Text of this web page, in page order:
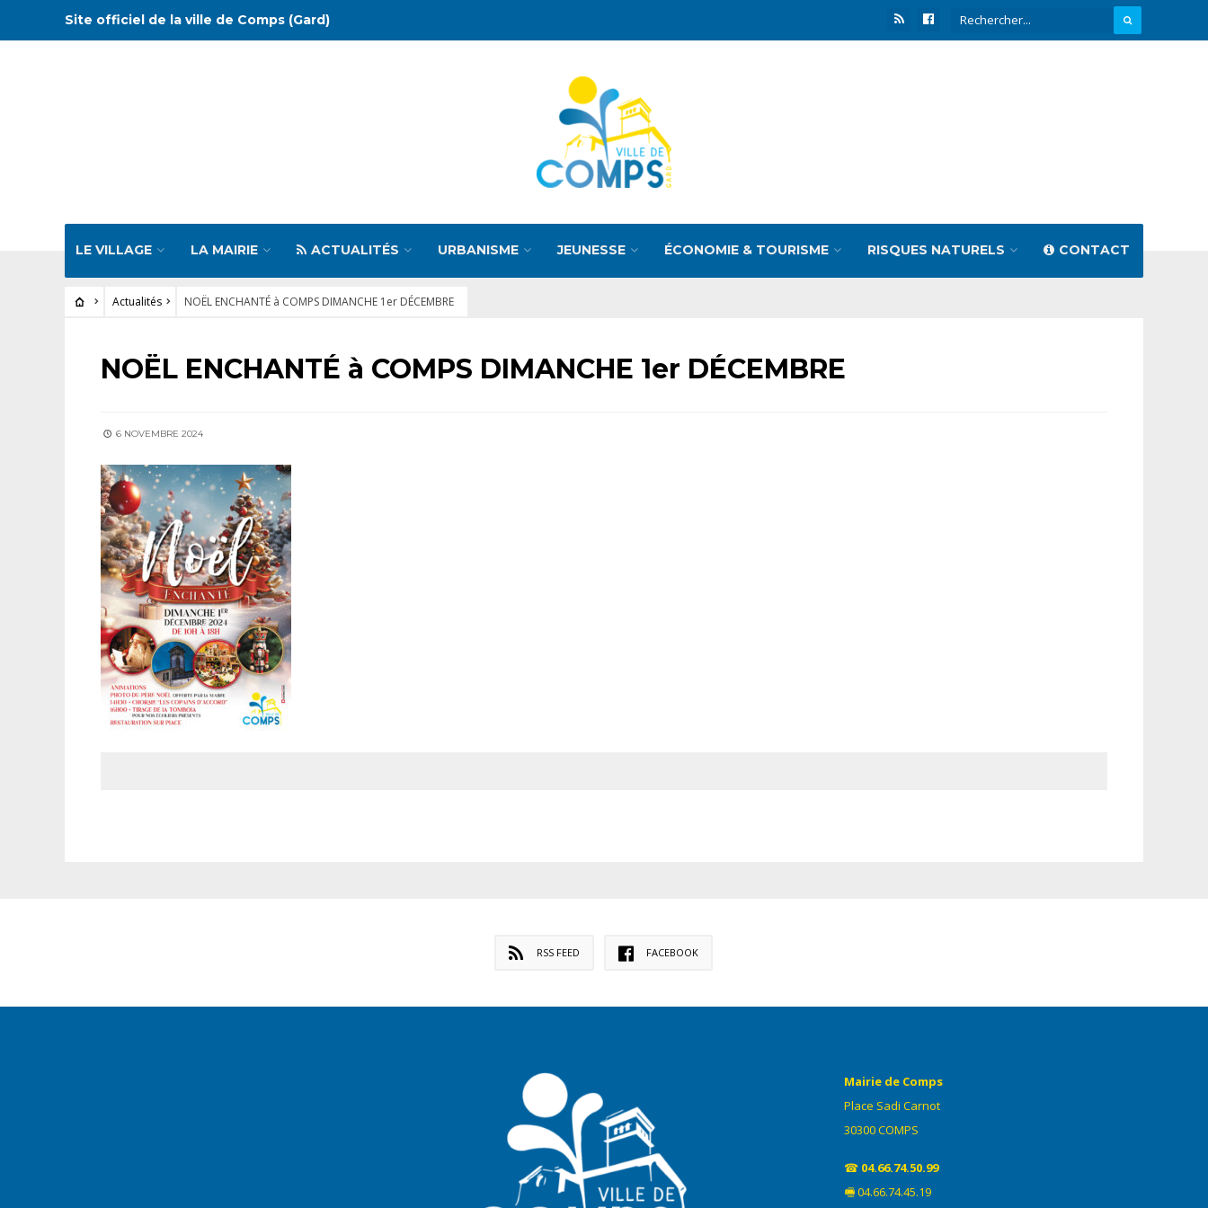
Site officiel de la ville de Comps (Gard)
LE VILLAGE LA MAIRIE ACTUALITÉS URBANISME JEUNESSE ÉCONOMIE & TOURISME RISQUES NATURELS CONTACT
Actualités NOËL ENCHANTÉ à COMPS DIMANCHE 1er DÉCEMBRE
ACTUALITÉS
NOËL ENCHANTÉ à COMPS DIMANCHE 1er DÉCEMBRE
6 NOVEMBRE 2024
RSS FEED FACEBOOK
Mairie de Comps
Place Sadi Carnot
30300 COMPS
☎ 04.66.74.50.99
🖷 04.66.74.45.19